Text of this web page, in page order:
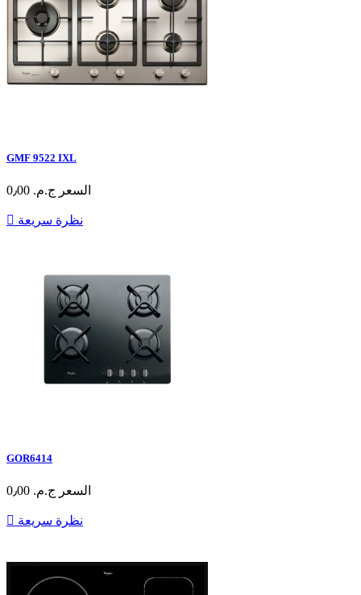
GMF 9522 IXL
السعر ج.م.‏ 0٫00
 نظرة سريعة
GOR6414
السعر ج.م.‏ 0٫00
 نظرة سريعة